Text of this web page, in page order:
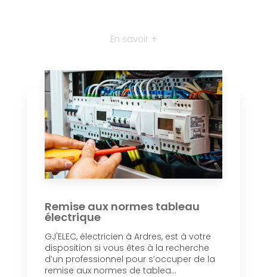
En savoir +
Remise aux normes tableau
électrique
GJ'ELEC, électricien à Ardres, est à votre
disposition si vous êtes à la recherche
d’un professionnel pour s’occuper de la
remise aux normes de tablea...